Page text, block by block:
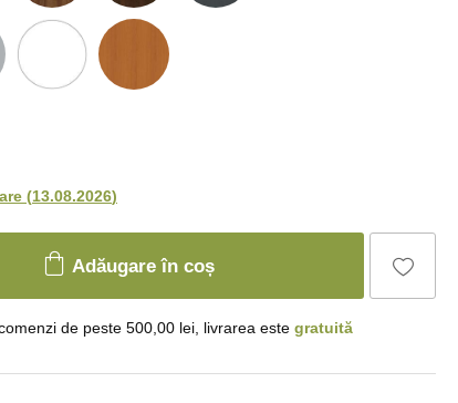
(13.08.2026)
Adăugare în coș
de peste 500,00 lei, livrarea este gratuită